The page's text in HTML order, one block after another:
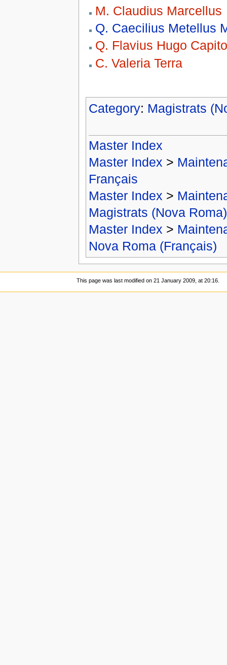
M. Claudius Marcellus
Q. Caecilius Metellus
Q. Flavius Hugo Capito
C. Valeria Terra
Category: Magistrats
Master Index
Master Index >
Français
Master Index >
Magistrats (Nova Roma)
Master Index >
Nova Roma (Français)
This page was last modified on 21 January 2009, at 20:16.